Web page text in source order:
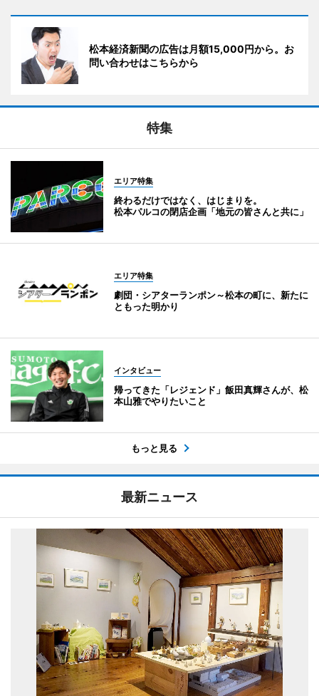
松本経済新聞の広告は月額15,000円から。お
問い合わせはこちらから
特集
エリア特集
終わるだけではなく、はじまりを。
松本パルコの閉店企画「地元の皆さんと共に」
エリア特集
劇団・シアターランポン～松本の町に、新たに
ともった明かり
インタビュー
帰ってきた「レジェンド」飯田真輝さんが、松
本山雅でやりたいこと
もっと見る
最新ニュース